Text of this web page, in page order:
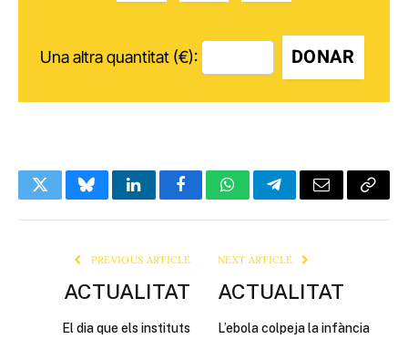
Una altra quantitat (€): DONAR
TwitterBlueskyLinkedInFacebookWhatsAppTelegramEmail Copy
PREVIOUS ARTICLE
ACTUALITAT
El dia que els instituts
NEXT ARTICLE
ACTUALITAT
L’ebola colpeja la infància